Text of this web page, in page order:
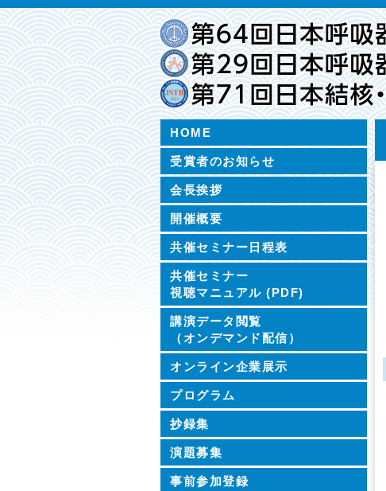
HOME
受賞者のお知らせ
会長挨拶
開催概要
共催セミナー日程表
共催セミナー
視聴マニュアル (PDF)
講演データ閲覧
（オンデマンド配信）
オンライン企業展示
プログラム
抄録集
演題募集
事前参加登録